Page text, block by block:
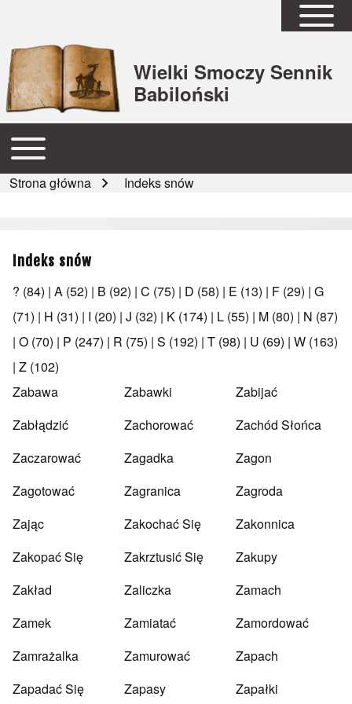
Wielki Smoczy Sennik
Babiloński
Główna nawigacja
Open or Close horizontal Main Menu
Strona główna Indeks snów
Indeks snów
? (84) | A (52) | B (92) | C (75) | D (58) | E (13) | F (29) | G
(71) | H (31) | I (20) | J (32) | K (174) | L (55) | M (80) | N (87)
| O (70) | P (247) | R (75) | S (192) | T (98) | U (69) | W (163)
| Z (102)
Zabawa
Zabawki
Zabijać
Zabłądzić
Zachorować
Zachód Słońca
Zaczarować
Zagadka
Zagon
Zagotować
Zagranica
Zagroda
Zając
Zakochać Się
Zakonnica
Zakopać Się
Zakrztusić Się
Zakupy
Zakład
Zaliczka
Zamach
Zamek
Zamiatać
Zamordować
Zamrażalka
Zamurować
Zapach
Zapadać Się
Zapasy Zapałki